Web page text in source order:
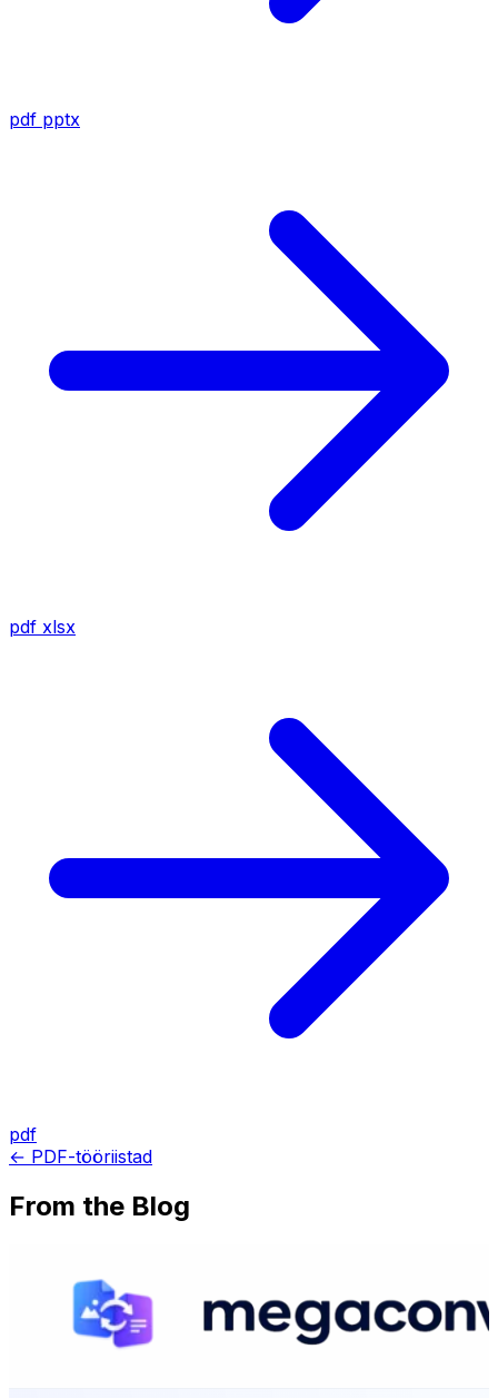
pdf pptx
pdf xlsx
pdf
← PDF-tööriistad
From the Blog